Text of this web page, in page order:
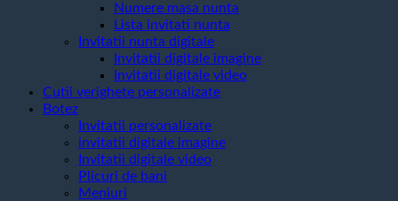
Numere masa nunta
Lista invitati nunta
Invitatii nunta digitale
Invitatii digitale imagine
Invitatii digitale video
Cutii verighete personalizate
Botez
Invitatii personalizate
invitatii digitale imagine
Invitatii digitale video
Plicuri de bani
Meniuri